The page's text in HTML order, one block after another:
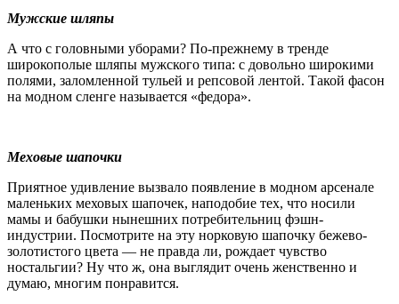
Мужские шляпы
А что с головными уборами? По-прежнему в тренде
широкополые шляпы мужского типа: с довольно широкими
полями, заломленной тульей и репсовой лентой. Такой фасон
на модном сленге называется «федора».
Меховые шапочки
Приятное удивление вызвало появление в модном арсенале
маленьких меховых шапочек, наподобие тех, что носили
мамы и бабушки нынешних потребительниц фэшн-
индустрии. Посмотрите на эту норковую шапочку бежево-
золотистого цвета — не правда ли, рождает чувство
ностальгии? Ну что ж, она выглядит очень женственно и
думаю, многим понравится.